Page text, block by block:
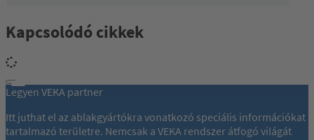
Kapcsolódó cikkek
Legyen VEKA partner
Itt juthat el az ablakgyártókra vonatkozó speciális információkat
tartalmazó területre. Nemcsak a VEKA rendszer átfogó világát